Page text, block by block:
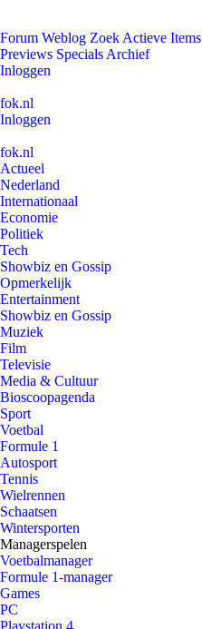
Forum Weblog Zoek Actieve Items
Previews Specials Archief
Inloggen
fok.nl
Inloggen
fok.nl
Actueel
Nederland
Internationaal
Economie
Politiek
Tech
Showbiz en Gossip
Opmerkelijk
Entertainment
Showbiz en Gossip
Muziek
Film
Televisie
Media & Cultuur
Bioscoopagenda
Sport
Voetbal
Formule 1
Autosport
Tennis
Wielrennen
Schaatsen
Wintersporten
Managerspelen
Voetbalmanager
Formule 1-manager
Games
PC
Playstation 4